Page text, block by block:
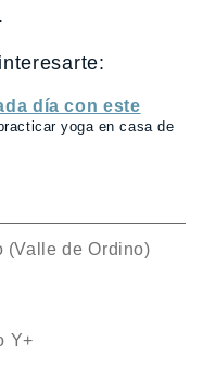
día con este
yoga en casa de
(Valle de Ordino)
Y+